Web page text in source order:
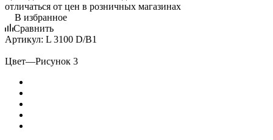
отличаться от цен в розничных магазинах
В избранное
Сравнить
Артикул: L 3100 D/B1
Цвет—Рисунок 3